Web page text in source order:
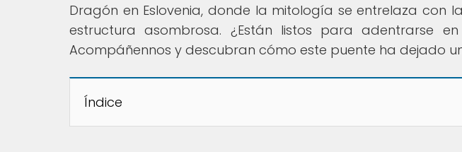
Dragón en Eslovenia, donde la mitología se entrelaza con
estructura asombrosa. ¿Están listos para adentrarse
Acompáñennos y descubran cómo este puente ha dejado
Índice